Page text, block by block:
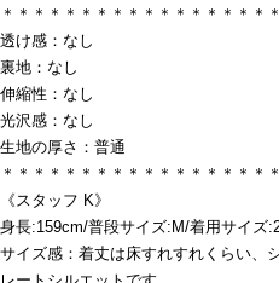
＊＊＊＊＊＊＊＊＊＊＊＊＊＊＊＊＊
透け感：なし
裏地：なし
伸縮性：なし
光沢感：なし
生地の厚さ：普通
＊＊＊＊＊＊＊＊＊＊＊＊＊＊＊＊＊
《スタッフ K》
身長:159cm/普段サイズ:M/着用サイズ
サイズ感：着丈は床すれすれくらい、